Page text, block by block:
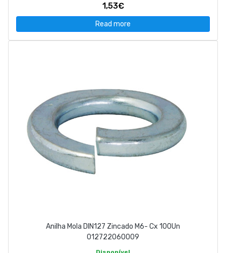
1,53€
Read more
Anilha Mola DIN127 Zincado M6- Cx 100Un
012722060009